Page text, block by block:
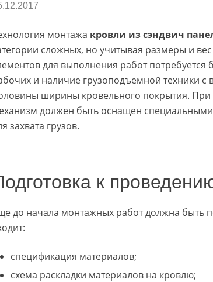
монтажа кровли из сэндвич
сложных, но учитывая размеры и
для выполнения работ потребуется
и наличие грузоподъемной техники с
ширины кровельного покрытия.
должен быть оснащен
захвата грузов.
к
до начала монтажных работ должна быть
спецификация материалов;
схема раскладки материалов на кровлю;